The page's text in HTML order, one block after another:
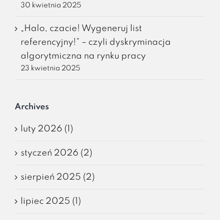
30 kwietnia 2025
„Halo, czacie! Wygeneruj list
referencyjny!” – czyli dyskryminacja
algorytmiczna na rynku pracy
23 kwietnia 2025
Archives
luty 2026 (1)
styczeń 2026 (2)
sierpień 2025 (2)
lipiec 2025 (1)